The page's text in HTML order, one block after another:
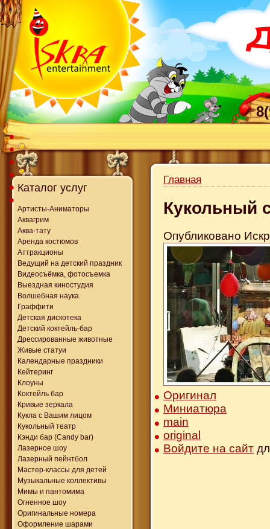
Каталог услуг
Артисты-Аниматоры
Аквагрим
Аква-тату
Аренда костюмов
Аттракционы
Ведущий на детский праздник
Видеосъёмка, фотосъемка
Выездная киностудия
Волшебная наука
Граффити
Детская дискотека
Детский коктейль-бар
Дрессированные животные
Живые статуи
Календарные праздники
Кейтеринг
Клоуны
Коктейль бар
Кривые зеркала
Кукла с Вашим лицом
Кукольный театр
Кэнди бар (Candy bar)
Лазерное шоу
Лазерный пейнтбол
Мастер-классы для детей
Музыкальные коллективы
Мимы и пантомима
Огненное шоу
Оригинальные номера
Оформление шарами
Главная
Кукольный
Опубликовано
Оригинал
Миниатюра
main
original
Войдите на сайт